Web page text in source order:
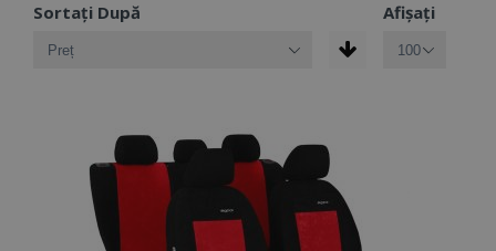
Sortați După Afișați